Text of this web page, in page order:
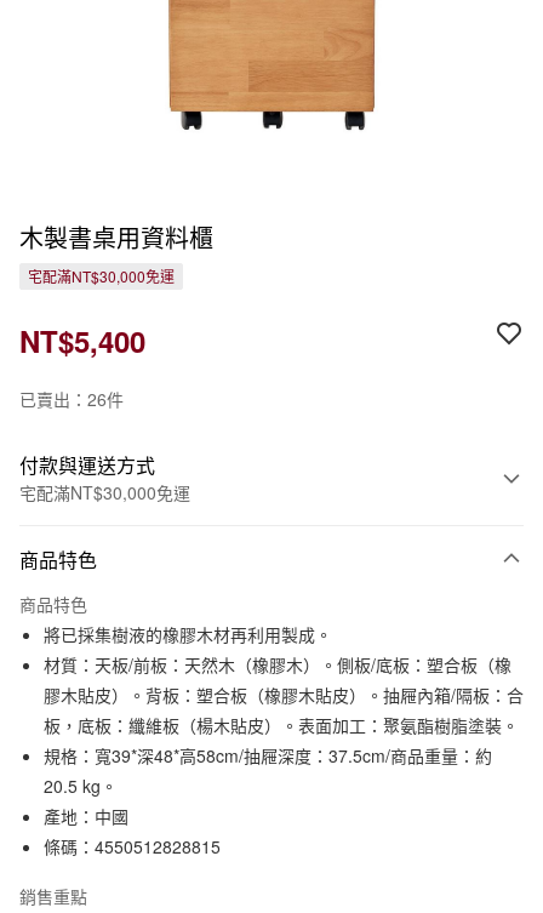
木製書桌用資料櫃
宅配滿NT$30,000免運
NT$5,400
已賣出：26件
付款與運送方式
宅配滿NT$30,000免運
信用卡一次付款
信用卡分期付款
3 期 0 利率 每期 NT$1,800 21家銀行
合作金庫商業銀行
第一商業銀行
華南商業銀行
彰化商業銀行
上海商業儲蓄銀行
台北富邦商業銀行
臺灣中小企業銀行
匯豐（台灣）商業銀行
聯邦商業銀行
玉山商業銀行
LINE Pay
Apple Pay
街口支付
悠遊付
運送方式
商品特色
商品特色
將已採集樹液的橡膠木材再利用製成。
材質：天板/前板：天然木（橡膠木）。側板/底板：塑合板（橡
膠木貼皮）。背板：塑合板（橡膠木貼皮）。抽屜內箱/隔板：合
板，底板：纖維板（楊木貼皮）。表面加工：聚氨酯樹脂塗裝。
規格：寬39*深48*高58cm/抽屜深度：37.5cm/商品重量：約
20.5 kg。
產地：中國
條碼：4550512828815
銷售重點